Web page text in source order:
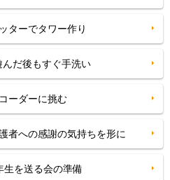
ターでタワー作り
だ後もすぐ手洗い
ーダーに挑む
者への感謝の気持ちを形に
生を送る会の準備